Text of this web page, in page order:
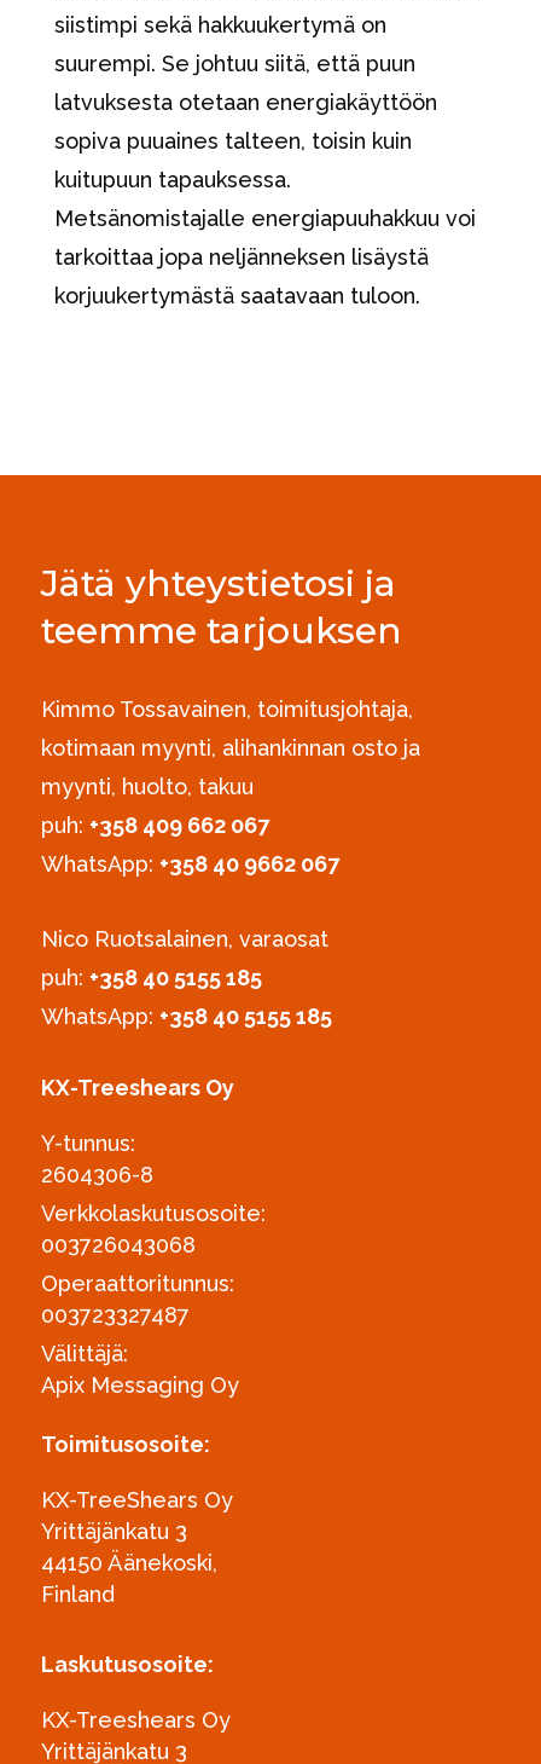
siistimpi sekä hakkuukertymä on
suurempi. Se johtuu siitä, että puun
latvuksesta otetaan energiakäyttöön
sopiva puuaines talteen, toisin kuin
kuitupuun tapauksessa.
Metsänomistajalle energiapuuhakkuu voi
tarkoittaa jopa neljänneksen lisäystä
korjuukertymästä saatavaan tuloon.
Jätä yhteystietosi ja
teemme tarjouksen
Kimmo Tossavainen, toimitusjohtaja,
kotimaan myynti, alihankinnan osto ja
myynti, huolto, takuu
puh: +358 409 662 067
WhatsApp: +358 40 9662 067
Nico Ruotsalainen, varaosat
puh: ‪+358 40 5155 185‬
WhatsApp: +358 40 5155 185
KX-Treeshears Oy
Y-tunnus:
2604306-8
Verkkolaskutusosoite:
003726043068
Operaattoritunnus:
003723327487
Välittäjä:
Apix Messaging Oy
Toimitusosoite:
KX-TreeShears Oy
Yrittäjänkatu 3
44150 Äänekoski,
Finland
Laskutusosoite:
KX-Treeshears Oy
Yrittäjänkatu 3